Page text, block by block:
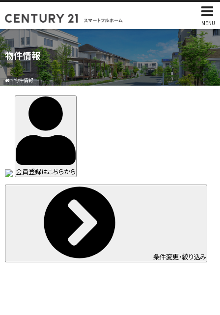
MENU
物件情報
>物件情報
会員登録はこちらから
条件変更・絞り込み